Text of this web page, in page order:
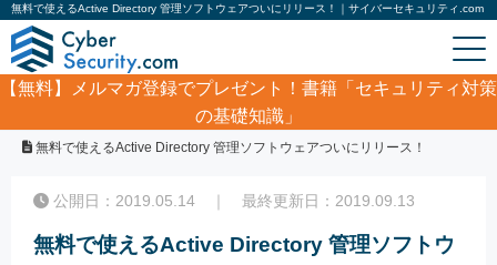
無料で使えるActive Directory 管理ソフトウェアついにリリース！｜サイバーセキュリティ.com
【無料】
メルマガ登録でプレゼント！書籍「セキュリティ対策
の基礎知識」
/
無料で使えるActive Directory 管理ソフトウェアついにリリース！
公開日：2019.05.14 ｜ 最終更新日：2019.09.13
無料で使えるActive Directory 管理ソフトウ